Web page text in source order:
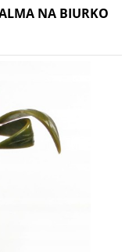
NA BIURKO